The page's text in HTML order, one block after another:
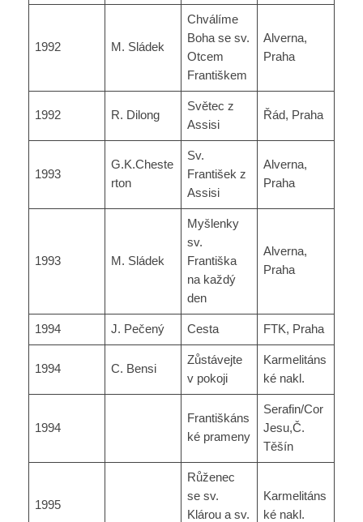
1992 M. Sládek
Chválíme
Boha se sv.
Otcem
Františkem
Alverna,
Praha
1992 R. Dilong
Světec z
Assisi
Řád, Praha
1993
G.K.Cheste
rton
Sv.
František z
Assisi
Alverna,
Praha
1993 M. Sládek
Myšlenky
sv.
Františka
na každý
den
Alverna,
Praha
1994 J. Pečený Cesta FTK, Praha
1994 C. Bensi
Zůstávejte
v pokoji
Karmelitáns
ké nakl.
1994
Františkáns
ké prameny
Serafin/Cor
Jesu,Č.
Těšín
1995
Růženec
se sv.
Klárou a sv.
Karmelitáns
ké nakl.